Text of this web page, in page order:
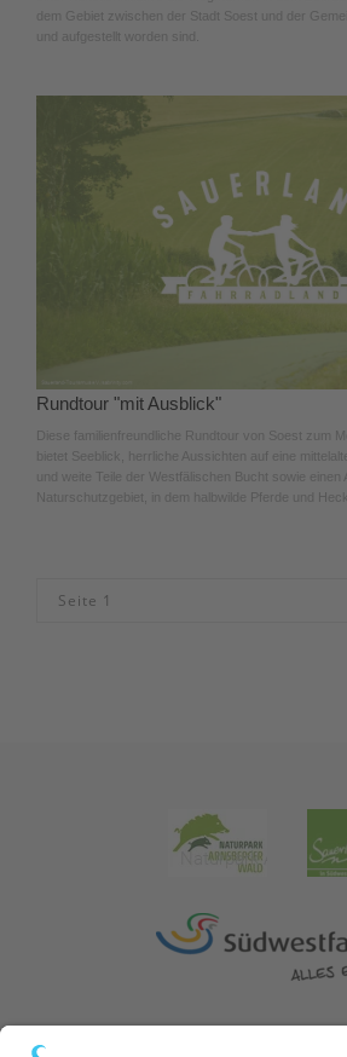
dem Gebiet zwischen der Stadt Soest und der
und aufgestellt worden sind.
Rundtour "mit Ausblick"
Diese familienfreundliche Rundtour von Soest zum
bietet Seeblick, herrliche Aussichten auf eine
und weite Teile der Westfälischen Bucht sowie einen
Naturschutzgebiet, in dem halbwilde Pferde und